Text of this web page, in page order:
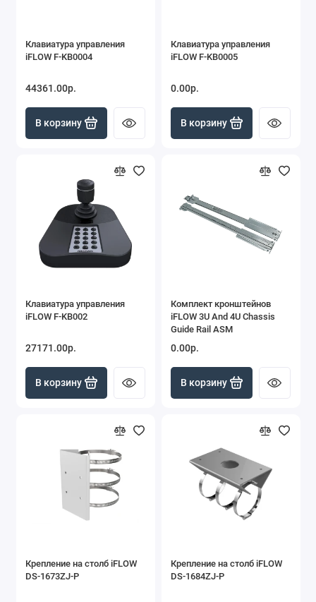
Клавиатура управления
iFLOW F-KB0004
44361.00р.
В корзину
Клавиатура управления
iFLOW F-KB0005
0.00р.
В корзину
Клавиатура управления
iFLOW F-KB002
27171.00р.
В корзину
Комплект кронштейнов
iFLOW 3U And 4U Chassis
Guide Rail ASM
0.00р.
В корзину
Крепление на столб iFLOW
DS-1673ZJ-P
Крепление на столб iFLOW
DS-1684ZJ-P